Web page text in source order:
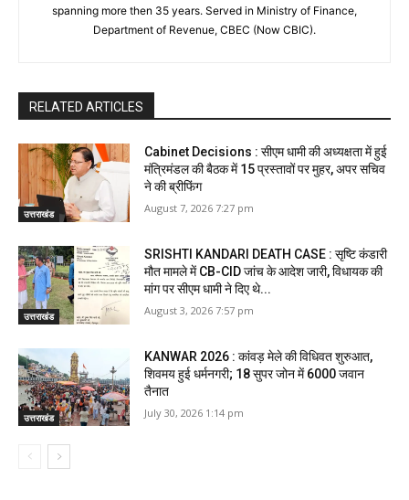
spanning more then 35 years. Served in Ministry of Finance,
Department of Revenue, CBEC (Now CBIC).
RELATED ARTICLES
उत्तराखंड
Cabinet Decisions : सीएम धामी की अध्यक्षता में हुई
मंत्रिमंडल की बैठक में 15 प्रस्तावों पर मुहर, अपर सचिव
ने की ब्रीफिंग
August 7, 2026 7:27 pm
उत्तराखंड
SRISHTI KANDARI DEATH CASE : सृष्टि कंडारी
मौत मामले में CB-CID जांच के आदेश जारी, विधायक की
मांग पर सीएम धामी ने दिए थे...
August 3, 2026 7:57 pm
उत्तराखंड
KANWAR 2026 : कांवड़ मेले की विधिवत शुरुआत,
शिवमय हुई धर्मनगरी; 18 सुपर जोन में 6000 जवान
तैनात
July 30, 2026 1:14 pm